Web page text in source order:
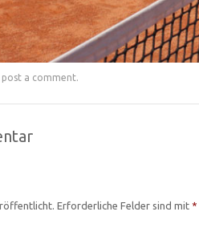
post a comment.
Erforderliche Felder sind mit *